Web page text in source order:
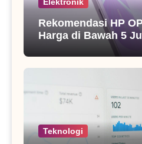
Rekomendasi HP
Harga di Bawah 5
Teknologi